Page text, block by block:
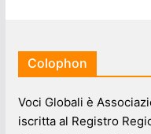
Colophon
Voci Globali è
iscritta al Registro